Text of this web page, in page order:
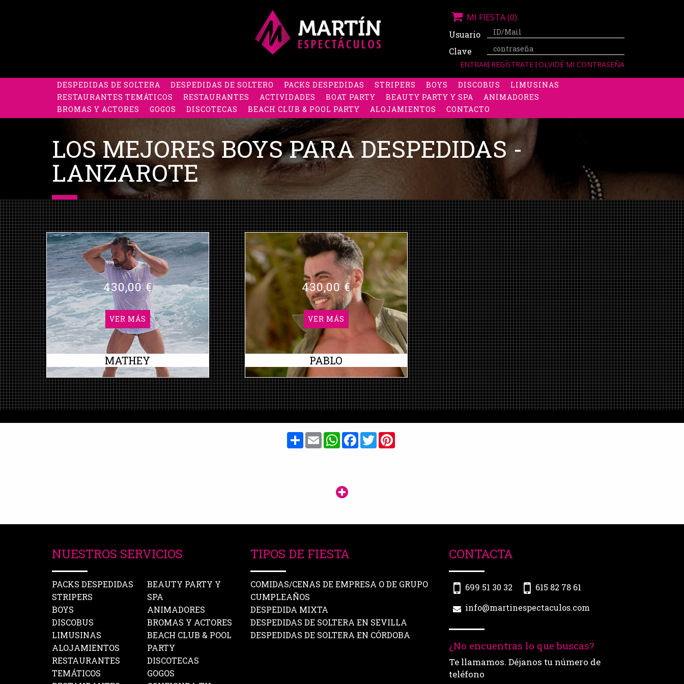
MI FIESTA(0)
Usuario
Clave
ENTRAR| REGÍSTRATE | OLVIDÉ MI CONTRASEÑA
DESPEDIDAS DE SOLTERA DESPEDIDAS DE SOLTERO PACKS DESPEDIDAS STRIPERS BOYS DISCOBUS
LIMUSINAS
RESTAURANTES TEMÁTICOS
RESTAURANTES ACTIVIDADES BOAT PARTY BEAUTY PARTY Y SPA
ANIMADORES
BROMAS Y ACTORES
GOGOS DISCOTECAS BEACH CLUB & POOL PARTY ALOJAMIENTOS CONTACTO
LOS MEJORES BOYS PARA DESPEDIDAS -
LANZAROTE
MATHEY
430,00 €
VER MÁS
PABLO
430,00 €
VER MÁS
ShareEmailWhatsAppFacebook
Twitter
NUESTROS SERVICIOS
PACKS DESPEDIDAS
STRIPERS
BOYS
DISCOBUS
LIMUSINAS
ALOJAMIENTOS
RESTAURANTES
TEMÁTICOS
BEAUTY PARTY Y
SPA
ANIMADORES
BROMAS Y ACTORES
BEACH CLUB & POOL
PARTY
DISCOTECAS
GOGOS
TIPOS DE FIESTA
COMIDAS/CENAS DE EMPRESA O DE GRUPO
CUMPLEAÑOS
DESPEDIDA MIXTA
DESPEDIDAS DE SOLTERA EN SEVILLA
DESPEDIDAS DE SOLTERA EN CÓRDOBA
CONTACTA
699 51 30 32
615 82 78 61
info@martinespectaculos.com
¿No encuentras lo que buscas?
Te llamamos. Déjanos tu número de
teléfono